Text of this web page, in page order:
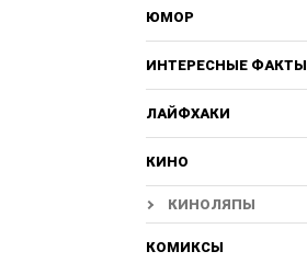
ЮМОР
ИНТЕРЕСНЫЕ ФАКТЫ
ЛАЙФХАКИ
КИНО
КИНОЛЯПЫ
КОМИКСЫ